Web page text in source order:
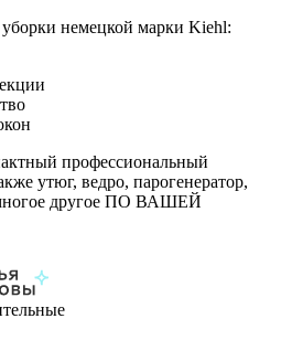
немецкой марки Kiehl:
профессиональный
утюг, ведро, парогенератор,
другое ПО ВАШЕЙ